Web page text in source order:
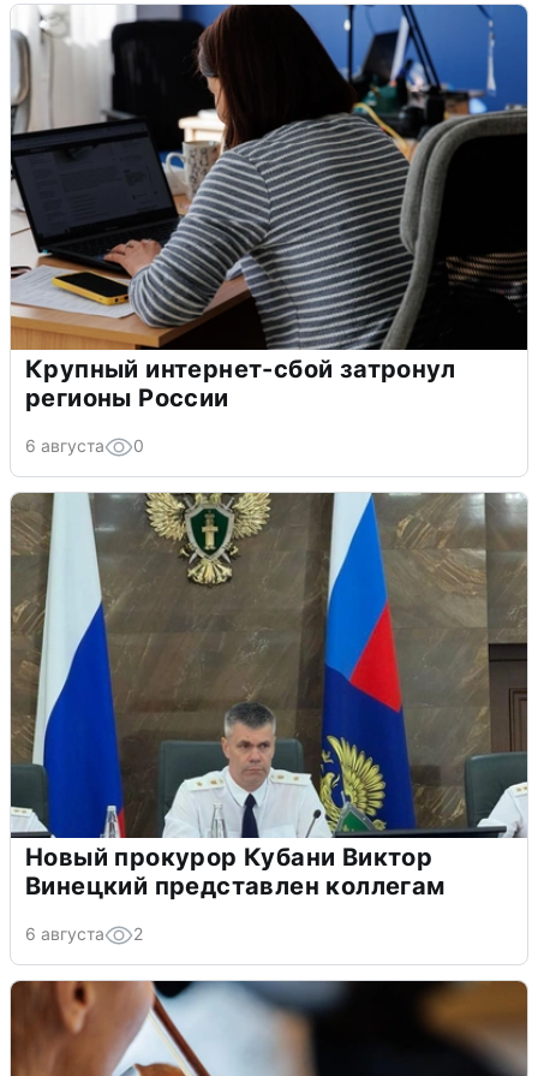
Крупный интернет-сбой затронул
регионы России
6 августа 0
Новый прокурор Кубани Виктор
Винецкий представлен коллегам
6 августа 2